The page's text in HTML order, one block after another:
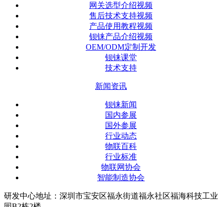
网关选型介绍视频
售后技术支持视频
产品使用教程视频
钡铼产品介绍视频
OEM/ODM定制开发
钡铼课堂
技术支持
新闻资讯
钡铼新闻
国内参展
国外参展
行业动态
物联百科
行业标准
物联网协会
智能制造协会
研发中心地址：深圳市宝安区福永街道福永社区福海科技工业